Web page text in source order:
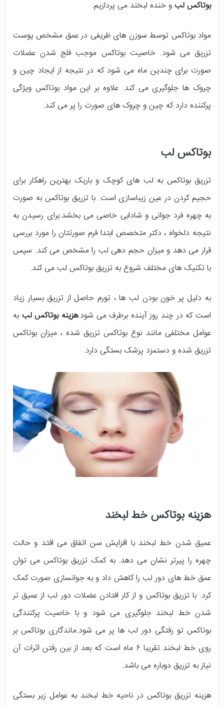
بوتاکس لب و خنده لبخند می پردازیم.
مواد بوتاکس توسط سوزن های ظریفی در عمق مشخص پوست
تزریق می شود. خاصیت بوتاکس موجب فلج شدن عضلات
صورت برای چندین ماه می شود که در نتیجه از ایجاد چین و
چروک ها جلوگیری می کند. علاوه بر این مواد بوتاکس ویژگی
پرکننده دارد که چین و چروک های صورت را پر می کند.
بوتاکس لب
تزریق بوتاکس به لب های کوچک و باریک بهترین راهکار برای
حجیم کردن در عین زیباسازی است. با تزریق بوتاکس به صورت
به چهره فرد جوانی و شادابی خاصی می بخشد.برای رسیدن به
نتیجه دلخواه ، دکتر متخصص ابتدا فرم صورتتان را مورد بررسی
قرار می دهد و میزان حجم دهی لب را مشخص می کند. سپس
با تکنیک های مختلف شروع به تزریق بوتاکس لب می کند.
به دلیل پر خون بودن لب ها ، تورم حاصل از تزریق بسیار زیاد
است که در چند روز آینده برطرف می شود.هزینه بوتاکس لب به
عوامل مختلفی مانند نوع بوتاکس تزریق شده ، میزان بوتاکس
تزریق شده و دستمزد پزشک بستگی دارد.
هزینه بوتاکس خط لبخند
عمیق شدن خط لبخند با افزایش سن اتفاق می افتد و حالت
چهره را پیرتر نشان می دهد. به کمک تزریق بوتاکس می توان
عمق خط های دور لب را کاهش داد و به جوانسازی صورت کمک
کرد. با تزریق بوتاکس و از کار افتادن عضلات دور لب از عمیق تر
شدن خط لبخند جلوگیری می شود و با خاصیت پرکنندگی
بوتاکس تو رفتگی دور لب ها پر می شود.ماندگاری بوتاکس بر
روی خط لبخند تقریبا ۶ ماه است که بعد از بین رفتن اثرات آن
نیاز به تزریق دوباره می باشد.
هزینه تزریق بوتاکس در ناحیه خط لبخند به عوامل زیر بستگی